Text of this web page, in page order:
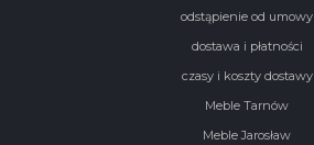
odstąpienie od umowy
dostawa i płatności
czasy i koszty dostawy
Meble Tarnów
Meble Jarosław